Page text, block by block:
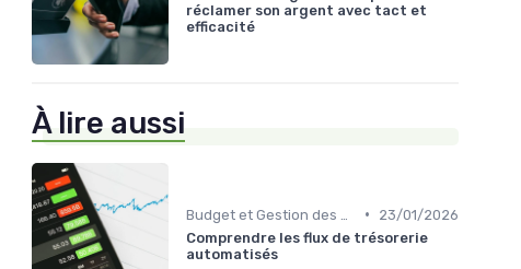
réclamer son argent avec tact et
efficacité
À lire aussi
•
23/01/2026
Comprendre les flux de trésorerie
automatisés